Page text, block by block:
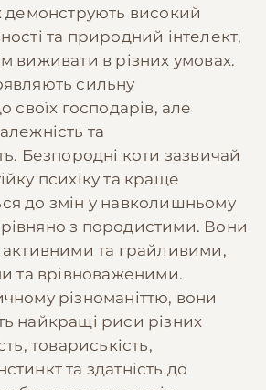
демонструють високий
та природний інтелект,
виживати в різних умовах.
сильну
своїх господарів, але
та
Безпородні коти зазвичай
психіку та краще
до змін у навколишньому
з породистими. Вони
активними та грайливими,
та врівноваженими.
різноманіттю, вони
найкращі риси різних
товариськість,
та здатність до